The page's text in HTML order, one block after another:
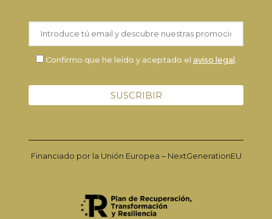
Confirmo que he leído y aceptado el aviso legal.
Financiado por la Unión Europea – NextGenerationEU